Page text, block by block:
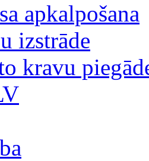
apkalpošana
izstrāde
kravu